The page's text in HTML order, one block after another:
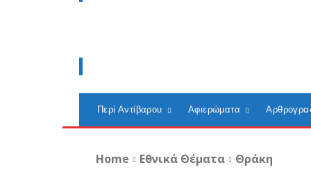
Περί Αντίβαρου Αφιερώματα
Home Εθνικά Θέματα Θράκη